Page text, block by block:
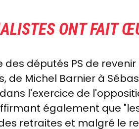
ONT FAIT
des députés PS de
de Michel Barnier à
l'exercice de
également que
retraites et malgré le